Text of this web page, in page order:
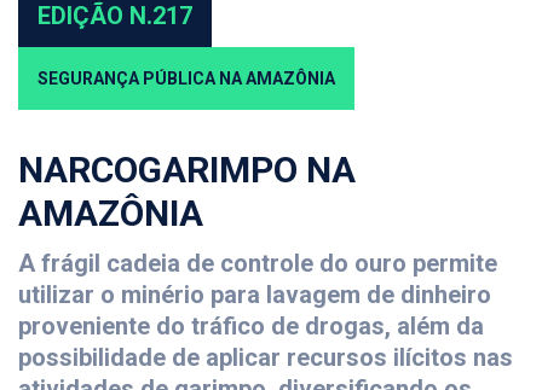
EDIÇÃO N.217
SEGURANÇA PÚBLICA NA AMAZÔNIA
NARCOGARIMPO NA
AMAZÔNIA
A frágil cadeia de controle do ouro permite
utilizar o minério para lavagem de dinheiro
proveniente do tráfico de drogas, além da
possibilidade de aplicar recursos ilícitos nas